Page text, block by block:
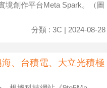
創作平台Meta Spark。（圖
分類 : 3C | 2024-08-28
、台積電、大立光積極